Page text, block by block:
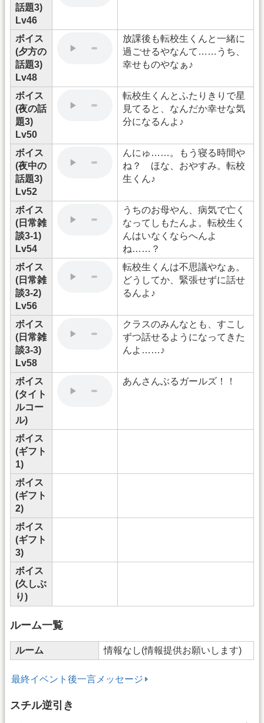
話題3)
Lv46
ボイス
(夕方の
話題3)
Lv48
放課後も転校生くんと一緒に
過ごせるやなんて……うち、
幸せものやなぁ♪
ボイス
(夜の話
題3)
Lv50
転校生くんとふたりきりで星
見てると、なんだか幸せな気
分になるんよ♪
ボイス
(夜中の
話題3)
Lv52
んにゅ……。もう寝る時間や
ね？ ほな、おやすみ。転校
生くん♪
ボイス
(日常雑
談3-1)
Lv54
うちのお母やん、病気で亡く
なってしもたんよ。転校生く
んはいなくならへんよ
ね……？
ボイス
(日常雑
談3-2)
Lv56
転校生くんは不思議やなぁ。
どうしてか、緊張せずに話せ
るんよ♪
ボイス
(日常雑
談3-3)
Lv58
クラスのみんなとも、すこし
ずつ話せるようになってきた
んよ……♪
ボイス
(タイト
ルコー
ル)
あんさんぶるガールズ！！
ボイス
(ギフト
1)
ボイス
(ギフト
2)
ボイス
(ギフト
3)
ボイス
(久しぶ
り)
ルーム一覧
ルーム 情報なし(情報提供お願いします)
最終イベント後一言メッセージ
スチル逆引き